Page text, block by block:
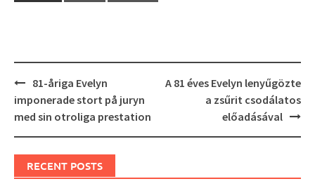
Post
navigation
81-åriga Evelyn
imponerade stort på juryn
med sin otroliga prestation
A 81 éves Evelyn lenyűgözte
a zsűrit csodálatos
előadásával
RECENT POSTS